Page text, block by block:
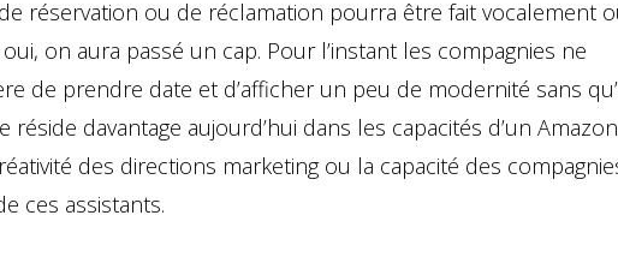
réservation ou de réclamation pourra être fait vocalement
on aura passé un cap. Pour l’instant les compagnies ne
de prendre date et d’afficher un peu de modernité sans
davantage aujourd’hui dans les capacités d’un Amazon
des directions marketing ou la capacité des
ces assistants.